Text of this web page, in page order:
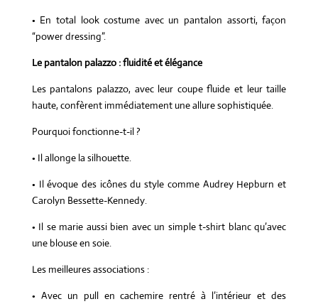
• En total look costume avec un pantalon assorti, façon
“power dressing”.
Le pantalon palazzo : fluidité et élégance
Les pantalons palazzo, avec leur coupe fluide et leur taille
haute, confèrent immédiatement une allure sophistiquée.
Pourquoi fonctionne-t-il ?
• Il allonge la silhouette.
• Il évoque des icônes du style comme Audrey Hepburn et
Carolyn Bessette-Kennedy.
• Il se marie aussi bien avec un simple t-shirt blanc qu’avec
une blouse en soie.
Les meilleures associations :
• Avec un pull en cachemire rentré à l’intérieur et des